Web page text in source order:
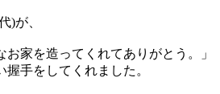
)が、
お家を造ってくれてありがとう。」
手をしてくれました。